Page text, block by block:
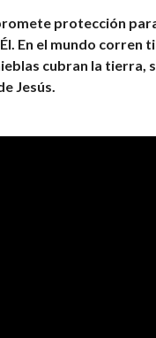
protección
En el mundo corren
cubran la tierra,
Jesús.